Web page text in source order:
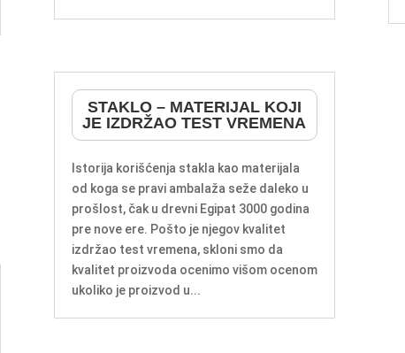
STAKLO – MATERIJAL KOJI
JE IZDRŽAO TEST VREMENA
Istorija korišćenja stakla kao materijala
od koga se pravi ambalaža seže daleko u
prošlost, čak u drevni Egipat 3000 godina
pre nove ere. Pošto je njegov kvalitet
izdržao test vremena, skloni smo da
kvalitet proizvoda ocenimo višom ocenom
ukoliko je proizvod u...